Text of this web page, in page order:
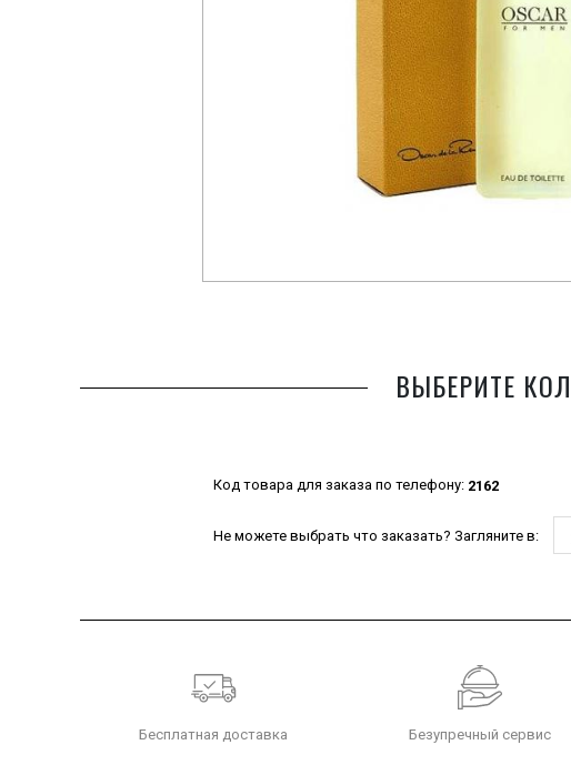
ВЫБЕРИТЕ
Код товара для заказа по телефону: 2162
Не можете выбрать что заказать? Загляните в:
Бесплатная доставка Безупречный сервис